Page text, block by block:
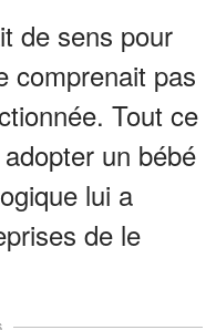
de sens pour
comprenait pas
Tout ce
un bébé
lui a
de le